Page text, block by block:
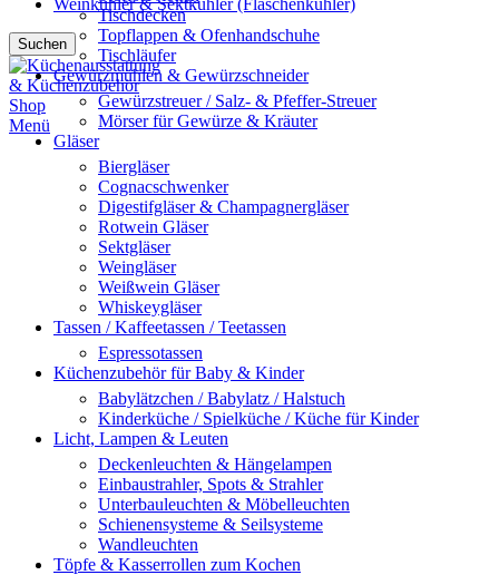
Weinkühler & Sektkühler (Flaschenkühler)
Suchen
Menü
Tischdecken
Topflappen & Ofenhandschuhe
Tischläufer
Gewürzmühlen & Gewürzschneider
Gewürzstreuer / Salz- & Pfeffer-Streuer
Mörser für Gewürze & Kräuter
Gläser
Biergläser
Cognacschwenker
Digestifgläser & Champagnergläser
Rotwein Gläser
Sektgläser
Weingläser
Weißwein Gläser
Whiskeygläser
Tassen / Kaffeetassen / Teetassen
Espressotassen
Küchenzubehör für Baby & Kinder
Babylätzchen / Babylatz / Halstuch
Kinderküche / Spielküche / Küche für Kinder
Licht, Lampen & Leuten
Deckenleuchten & Hängelampen
Einbaustrahler, Spots & Strahler
Unterbauleuchten & Möbelleuchten
Schienensysteme & Seilsysteme
Wandleuchten
Töpfe & Kasserrollen zum Kochen